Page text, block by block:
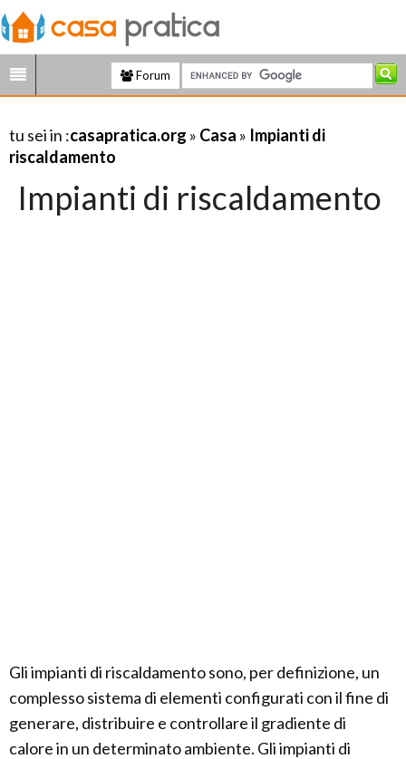
Forum
tu sei in :casapratica.org » Casa » Impianti di
riscaldamento
Impianti di riscaldamento
Gli impianti di riscaldamento sono, per definizione, un
complesso sistema di elementi configurati con il fine di
generare, distribuire e controllare il gradiente di
calore in un determinato ambiente. Gli impianti di